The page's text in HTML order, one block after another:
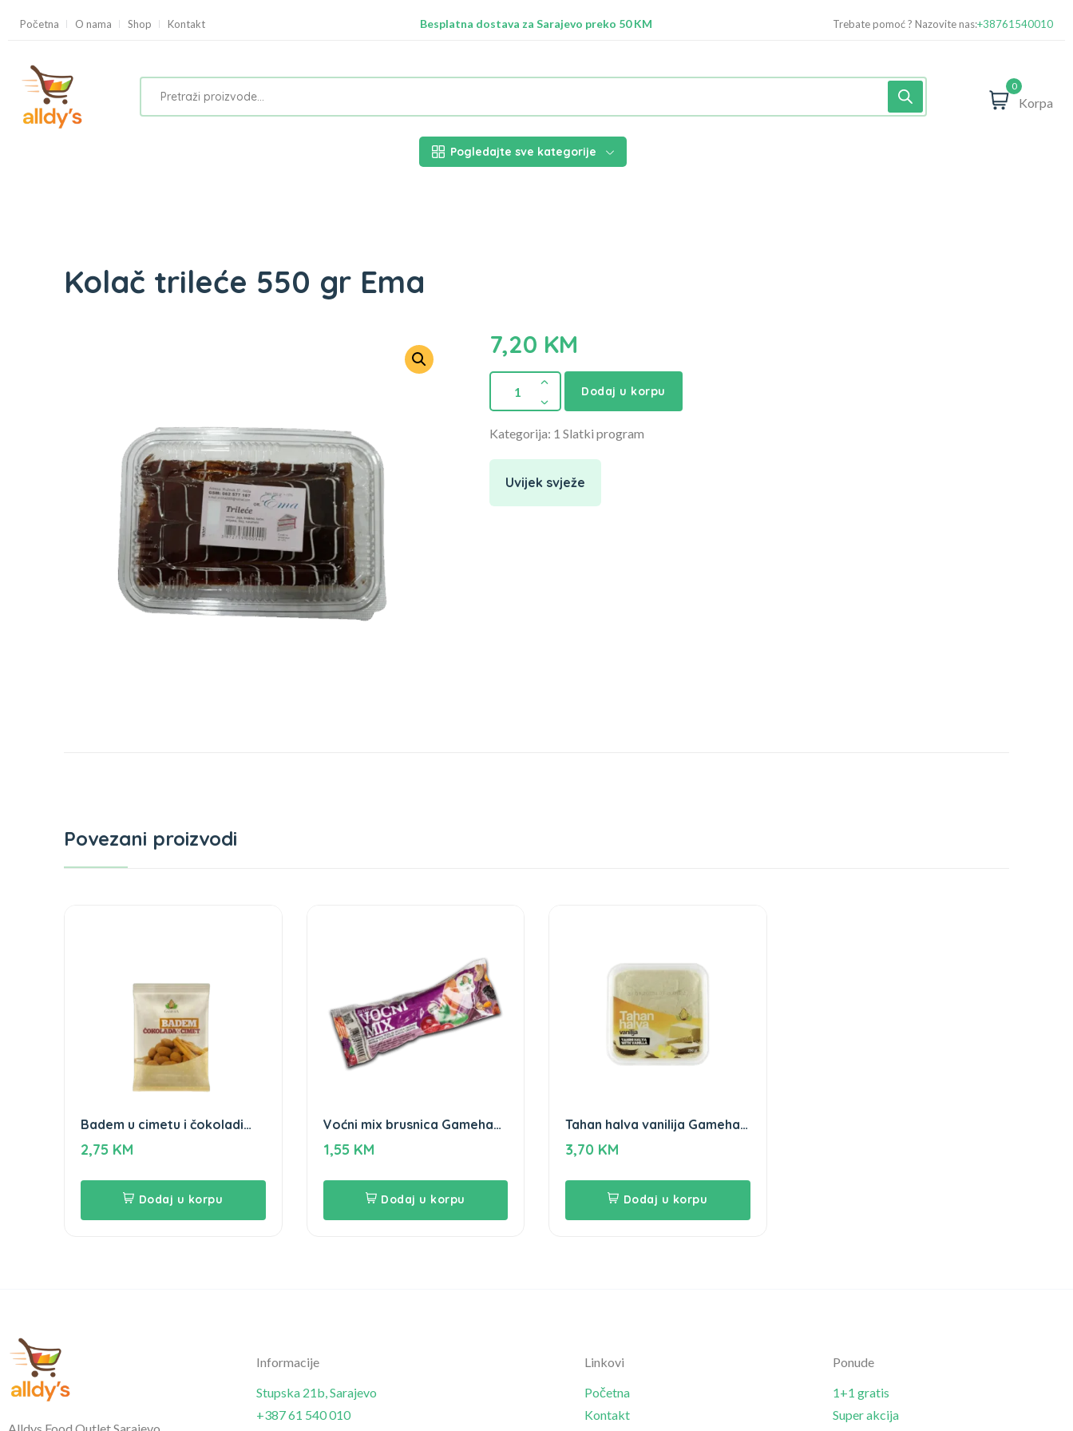
Početna O nama Shop Kontakt
Besplatna dostava za Sarajevo preko 50 KM
Trebate pomoć ? Nazovite nas:+38761540010
0
Korpa
Pogledajte sve kategorije
Kolač trileće 550 gr Ema
7,20 KM
Dodaj u korpu
Kategorija: 1 Slatki program
Uvijek svježe
Povezani proizvodi
Badem u cimetu i čokoladi
Gameha 100gr
2,75 KM
Dodaj u korpu
Voćni mix brusnica Gameha
80g
1,55 KM
Dodaj u korpu
Tahan halva vanilija Gameha
250g
3,70 KM
Dodaj u korpu
Informacije
Stupska 21b, Sarajevo
+387 61 540 010
Linkovi
Početna
Kontakt
Ponude
1+1 gratis
Super akcija